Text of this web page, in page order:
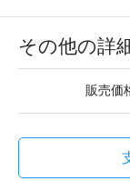
その他の詳
販売価